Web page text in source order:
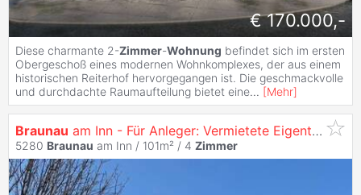
€ 170.000,-
Diese charmante 2-Zimmer-Wohnung befindet sich im ersten
Obergeschoß eines modernen Wohnkomplexes, der aus einem
historischen Reiterhof hervorgegangen ist. Die geschmackvolle
und durchdachte Raumaufteilung bietet eine... [Mehr]
Braunau am Inn - Für Anleger: Vermietete Eigentumswohnung
5280 Braunau am Inn / 101m² / 4 Zimmer